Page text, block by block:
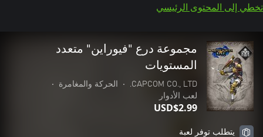
تخطي إلى المحتوى الرئيسي
مجموعة درع "فيوراين" متعدد
المستويات
CAPCOM CO., LTD.
• الحركة والمغامرة
•
لعب الأدوار
USD$2.99
يتطلب توفر لعبة